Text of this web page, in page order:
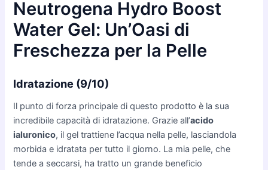
Neutrogena Hydro Boost
Water Gel: Un’Oasi di
Freschezza per la Pelle
Idratazione (9/10)
Il punto di forza principale di questo prodotto è la sua
incredibile capacità di idratazione. Grazie all’acido
ialuronico, il gel trattiene l’acqua nella pelle, lasciandola
morbida e idratata per tutto il giorno. La mia pelle, che
tende a seccarsi, ha tratto un grande beneficio